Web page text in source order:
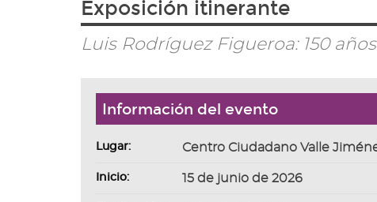
ir
a
página
Exposición itinerante
Luis Rodríguez Figueroa: 150
Información del evento
Lugar: Centro Ciudadano Valle
Inicio: 15 de junio de 2026